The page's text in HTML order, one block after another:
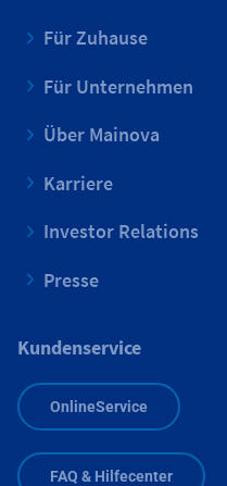
Für Zuhause
Für Unternehmen
Über Mainova
Karriere
Investor Relations
Presse
Kundenservice
OnlineService
FAQ & Hilfecenter